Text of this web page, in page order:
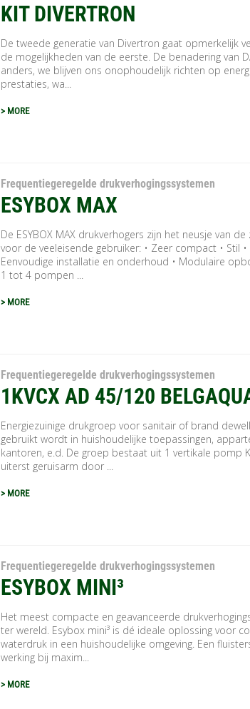
KIT DIVERTRON
De tweede generatie van Divertron gaat opmerkelijk
de mogelijkheden van de eerste. De benadering van
anders, we blijven ons onophoudelijk richten op
prestaties, wa...
> MORE
Frequentiegeregelde drukverhogingssystemen
ESYBOX MAX
De ESYBOX MAX drukverhogers zijn het neusje van de
voor de veeleisende gebruiker: • Zeer compact • Stil •
Eenvoudige installatie en onderhoud • Modulaire
1 tot 4 pompen ...
> MORE
Frequentiegeregelde drukverhogingssystemen
1KVCX AD 45/120
Energiezuinige drukgroep voor sanitair of brand
gebruikt wordt in huishoudelijke toepassingen,
kantoren, e.d. De groep bestaat uit 1 vertikale pomp
uiterst geruisarm door ...
> MORE
Frequentiegeregelde drukverhogingssystemen
ESYBOX MINI³
Het meest compacte en geavanceerde
ter wereld. Esybox mini³ is dé ideale oplossing voor
waterdruk in een huishoudelijke omgeving. Een
werking bij maxim...
> MORE